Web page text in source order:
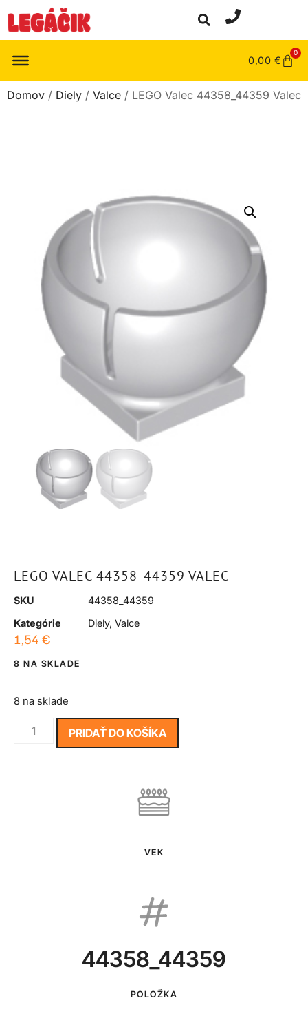
0,00 €
0
Domov / Diely / Valce / LEGO Valec 44358_44359 Valec
LEGO VALEC 44358_44359 VALEC
SKU
44358_44359
Kategórie
Diely, Valce
1,54 €
8 NA SKLADE
8 na sklade
PRIDAŤ DO KOŠÍKA
VEK
44358_44359
POLOŽKA